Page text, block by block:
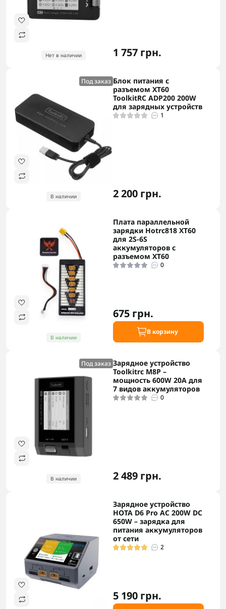
Нет в наличии 1 757 грн.
Под заказ
В наличии
Блок питания с
разъемом XT60
ToolkitRC ADP200 200W
для зарядных устройств
1
2 200 грн.
В наличии
Плата параллельной
зарядки Hotrc818 XT60
для 2S-6S
аккумуляторов с
разъемом XT60
0
675 грн.
В корзину
Под заказ
В наличии
Зарядное устройство
Toolkitrc M8P –
мощность 600W 20A для
7 видов аккумуляторов
0
2 489 грн.
Зарядное устройство
HOTA D6 Pro AC 200W DC
650W – зарядка для
питания аккумуляторов
от сети
2
5 190 грн.